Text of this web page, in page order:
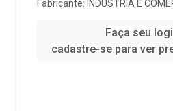
Fabricante: INDUSTRIA E
Faça seu
cadastre-se para ver